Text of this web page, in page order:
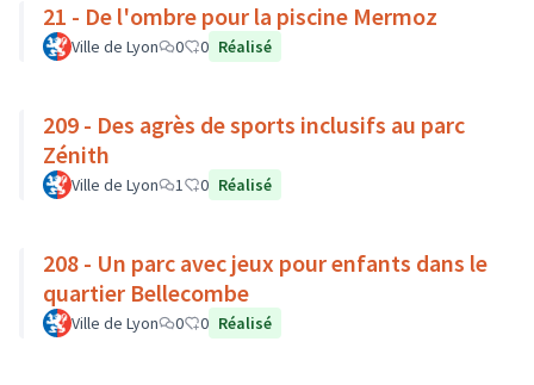
21 - De l'ombre pour la piscine Mermoz
Ville de Lyon 0 0 Réalisé
209 - Des agrès de sports inclusifs au parc
Zénith
Ville de Lyon 1 0 Réalisé
208 - Un parc avec jeux pour enfants dans le
quartier Bellecombe
Ville de Lyon 0 0 Réalisé